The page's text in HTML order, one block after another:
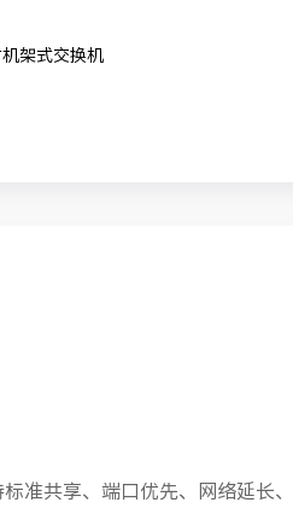
架式交换机
准共享、端口优先、网络延长